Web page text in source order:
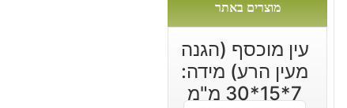
מוצרים באתר
עין מוכסף (הגנה
מעין הרע) מידה:
7*15*30 מ"מ